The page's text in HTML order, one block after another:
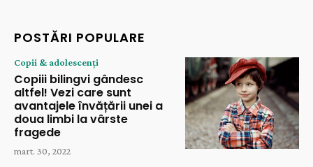
POSTĂRI POPULARE
Copii & adolescenți
Copiii bilingvi gândesc
altfel! Vezi care sunt
avantajele învățării unei a
doua limbi la vârste
fragede
mart. 30, 2022